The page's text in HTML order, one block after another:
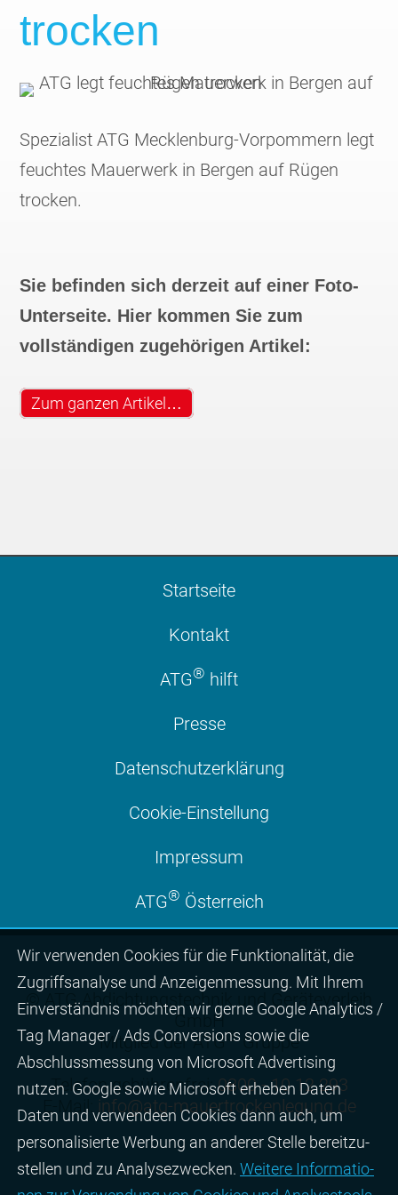
trocken
Spezialist ATG Mecklenburg-Vorpommern legt
feuchtes Mauerwerk in Bergen auf Rügen
trocken.
Sie befinden sich derzeit auf einer Foto-
Unterseite. Hier kommen Sie zum
vollständigen zugehörigen Artikel:
Zum ganzen Artikel…
Startseite
Kontakt
ATG® hilft
Presse
Datenschutzerklärung
Cookie-Einstellung
Impressum
ATG® Österreich
© ATG Abdichtungstechnik und Geräteverleih
GmbH
Mitglied der ATG®Gruppe
Telefon gebührenfrei:0800 - 10 12 293
E-Mail: info@atg-mauertrockenlegung.de
Wir ver­wen­den Cookies für die Funktio­na­lität, die
Zugriffs­ana­lyse und Anzei­gen­mes­sung. Mit Ihrem
Ein­ver­ständ­nis möchten wir gerne Google Analytics /
Tag Manager / Ads Con­ver­sions sowie die
Abschluss­mes­sung von Micro­soft Adver­tising
nutzen. Google sowie Micro­soft erheben Daten
Daten und verwendeen Cookies dann auch, um
perso­nali­sierte Wer­bung an ande­rer Stelle bereit­zu­
stel­len und zu Ana­lyse­zwecken. Wei­tere Infor­matio­